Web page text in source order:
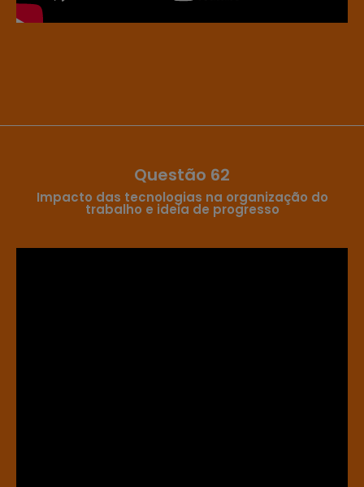
Questão 62
Impacto das tecnologias na organização do
trabalho e ideia de progresso